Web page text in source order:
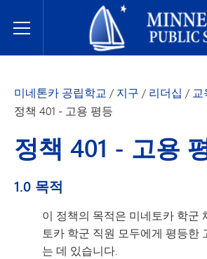
Toggle Menu
미네토카 공립학교
미네톤카 공립학교 / 지구 / 리더십 / 교
정책 401 - 고용 평등
정책 401 - 고용
1.0 목적
이 정책의 목적은 미네토카 학군
토카 학군 직원 모두에게 평등한
는 데 있습니다.